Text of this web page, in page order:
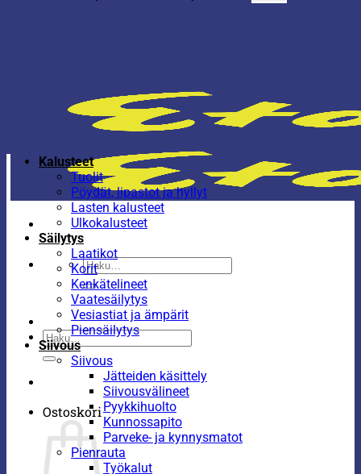
Etsi:
Etsi:
Ostoskori
Kalusteet
Tuolit
Pöydät, lipastot ja hyllyt
Lasten kalusteet
Ulkokalusteet
Säilytys
Laatikot
Korit
Kenkätelineet
Vaatesäilytys
Vesiastiat ja ämpärit
Piensäilytys
Siivous
Siivous
Jätteiden käsittely
Siivousvälineet
Pyykkihuolto
Kunnossapito
Parveke- ja kynnysmatot
Pienrauta
Työkalut